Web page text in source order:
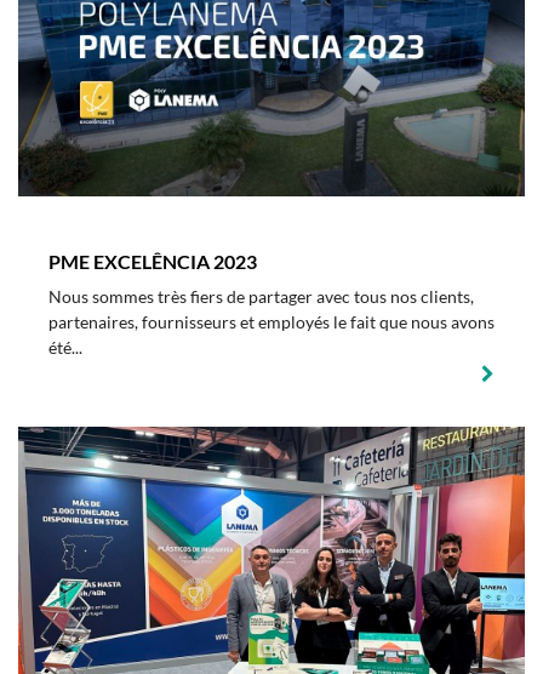
PME EXCELÊNCIA 2023
Nous sommes très fiers de partager avec tous nos clients,
partenaires, fournisseurs et employés le fait que nous avons
été...